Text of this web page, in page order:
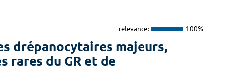
relevance: 100%
drépanocytaires majeurs,
rares du GR et de